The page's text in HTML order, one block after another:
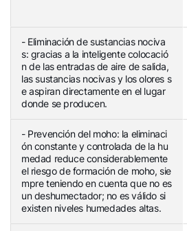
- Eliminación de sustancias nociva
s: gracias a la inteligente colocació
n de las entradas de aire de salida,
las sustancias nocivas y los olores s
e aspiran directamente en el lugar
donde se producen.
- Prevención del moho: la eliminaci
ón constante y controlada de la hu
medad reduce considerablemente
el riesgo de formación de moho, sie
mpre teniendo en cuenta que no es
un deshumectador; no es válido si
existen niveles humedades altas.